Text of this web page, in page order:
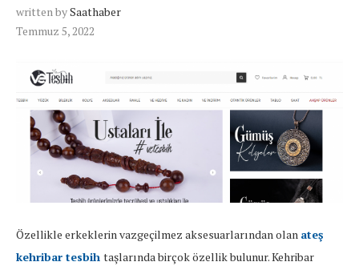
written bySaathaber
Temmuz 5, 2022
Özellikle erkeklerin vazgeçilmez aksesuarlarından olan ateş
kehribar tesbih taşlarında birçok özellik bulunur. Kehribar